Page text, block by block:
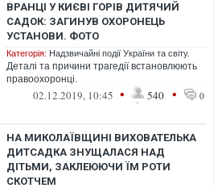
ВРАНЦІ У КИЄВІ ГОРІВ ДИТЯЧИЙ
САДОК: ЗАГИНУВ ОХОРОНЕЦЬ
УСТАНОВИ. ФОТО
Категорія: Надзвичайні події України та світу.
Деталі та причини трагедії встановлюють
правоохоронці.
02.12.2019, 10:45 • 540 • 0
НА МИКОЛАЇВЩИНІ ВИХОВАТЕЛЬКА
ДИТСАДКА ЗНУЩАЛАСЯ НАД
ДІТЬМИ, ЗАКЛЕЮЮЧИ ЇМ РОТИ
СКОТЧЕМ